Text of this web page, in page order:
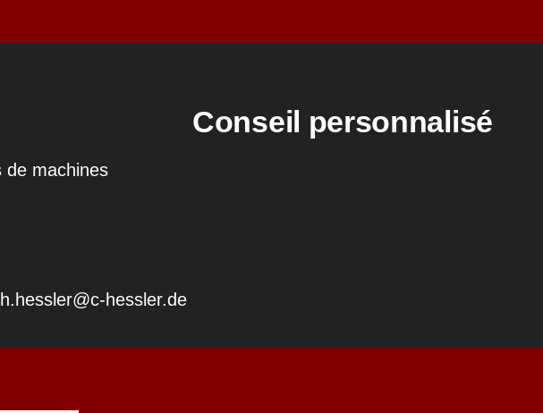
Conseil personnalisé
de machines
hessler.de